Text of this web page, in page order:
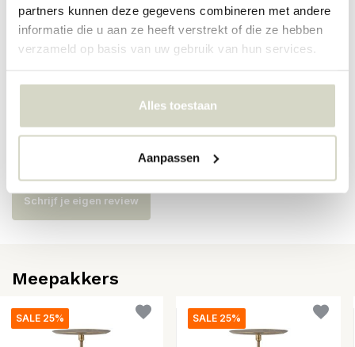
partners kunnen deze gegevens combineren met andere
informatie die u aan ze heeft verstrekt of die ze hebben
verzameld op basis van uw gebruik van hun services.
Alles toestaan
Aanpassen
SKU
Er zijn nog geen reviews geschreven over dit product..
Schrijf je eigen review
Meepakkers
SALE 25% SALE 25%